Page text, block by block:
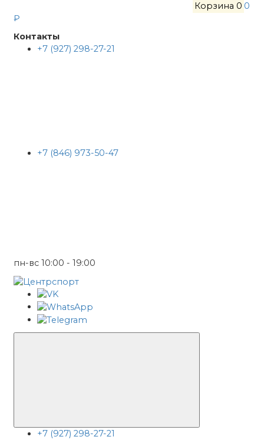
Корзина 0 0
₽
Контакты
+7 (927) 298-27-21
+7 (846) 973-50-47
пн-вс 10:00 - 19:00
+7 (927) 298-27-21